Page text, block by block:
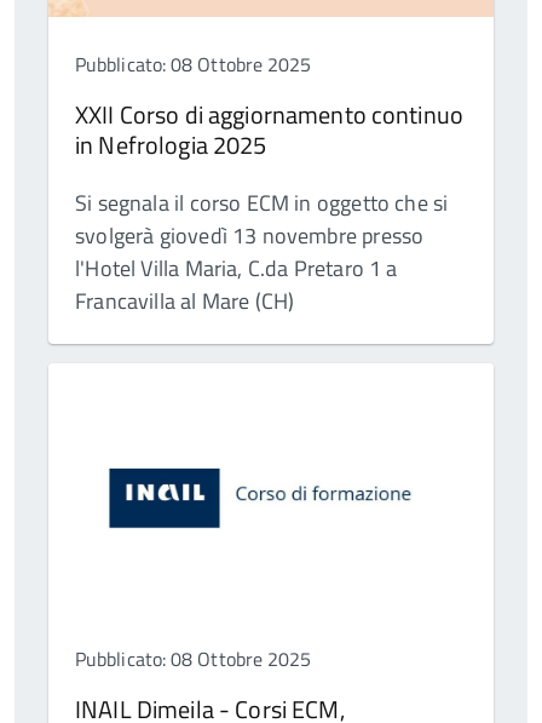
Pubblicato: 08 Ottobre 2025
XXII Corso di aggiornamento continuo
in Nefrologia 2025
Si segnala il corso ECM in oggetto che si
svolgerà giovedì 13 novembre presso
l'Hotel Villa Maria, C.da Pretaro 1 a
Francavilla al Mare (CH)
Pubblicato: 08 Ottobre 2025
INAIL Dimeila - Corsi ECM,